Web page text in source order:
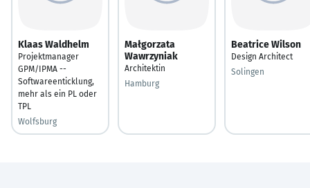
Klaas Waldhelm
Projektmanager
GPM/IPMA --
Softwareenticklung,
mehr als ein PL oder
TPL
Wolfsburg
Małgorzata
Wawrzyniak
Architektin
Hamburg
Beatrice Wilson
Design Architect
Solingen